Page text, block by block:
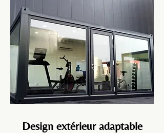
d'équipements, idéale aussi bien pour les
entraînements individuels que pour les petits
groupes. Avec 15 m² d'espace optimisé et une
isolation de haute qualité, le GymBox 20 pieds
parfait pour n’importe quel environnement et
n’importe quelle saison.
Design extérieur adaptable